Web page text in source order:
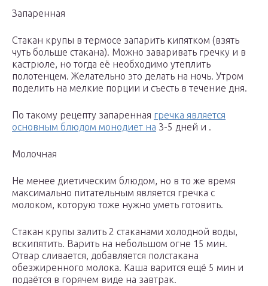
Запаренная
Стакан крупы в термосе запарить кипятком (взять
чуть больше стакана). Можно заваривать гречку и в
кастрюле, но тогда её необходимо утеплить
полотенцем. Желательно это делать на ночь. Утром
поделить на мелкие порции и съесть в течение дня.
По такому рецепту запаренная гречка является
основным блюдом монодиет на 3-5 дней и .
Молочная
Не менее диетическим блюдом, но в то же время
максимально питательным является гречка с
молоком, которую тоже нужно уметь готовить.
Стакан крупы залить 2 стаканами холодной воды,
вскипятить. Варить на небольшом огне 15 мин.
Отвар сливается, добавляется полстакана
обезжиренного молока. Каша варится ещё 5 мин и
подаётся в горячем виде на завтрак.